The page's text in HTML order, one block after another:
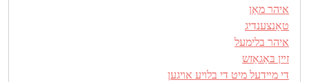
איהר מאַן
טאַנצענדיג
איהר בלימעל
זײן בּאַגאַזש
די מײדעל מיט די בלױע אױגען